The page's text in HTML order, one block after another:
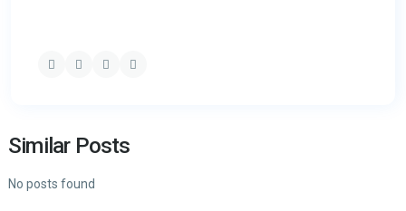
Similar Posts
No posts found